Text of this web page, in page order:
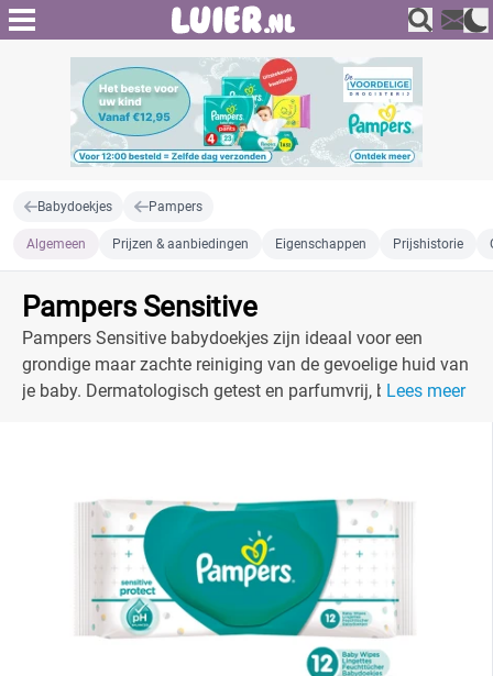
Babydoekjes Pampers
Algemeen Prijzen & aanbiedingen Eigenschappen Prijshistorie
Pampers Sensitive
Pampers Sensitive babydoekjes zijn ideaal voor een
grondige maar zachte reiniging van de gevoelige huid van
je baby. Dermatologisch getest en parfumvrij, bieden deze
Lees meer